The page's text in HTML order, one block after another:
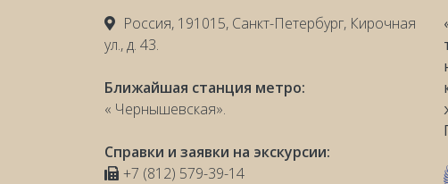
Россия, 191015, Санкт-Петербург, Кирочная
ул., д. 43.
Ближайшая станция метро:
« Чернышевская».
Справки и заявки на экскурсии:
+7 (812) 579-39-14